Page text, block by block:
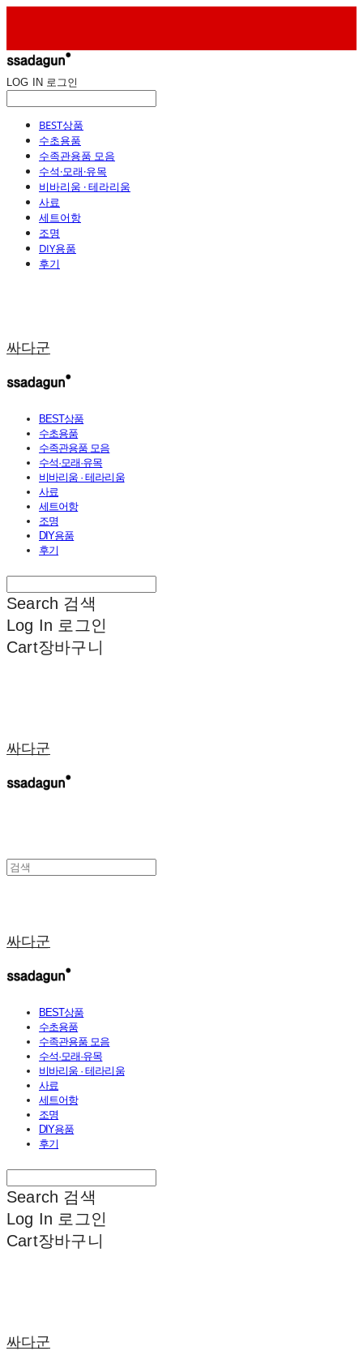
LOG IN 로그인
BEST상품
수초용품
수족관용품 모음
수석·모래·유목
비바리움 · 테라리움
사료
세트어항
조명
DIY용품
후기
싸다군
BEST상품
수초용품
수족관용품 모음
수석·모래·유목
비바리움 · 테라리움
사료
세트어항
조명
DIY용품
후기
Search 검색
Log In 로그인
Cart장바구니
싸다군
싸다군
BEST상품
수초용품
수족관용품 모음
수석·모래·유목
비바리움 · 테라리움
사료
세트어항
조명
DIY용품
후기
Search 검색
Log In 로그인
Cart장바구니
싸다군